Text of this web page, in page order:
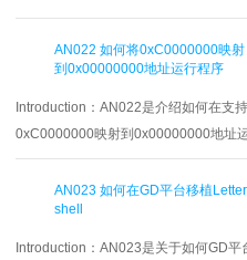
AN022 如何将0xC0000000映射
到0x00000000地址运行程序
Introduction： AN022是介绍如何在支
0xC0000000映射到0x00000000地址
AN023 如何在GD平台移植Letter
shell
Introduction： AN023是关于如何GD平